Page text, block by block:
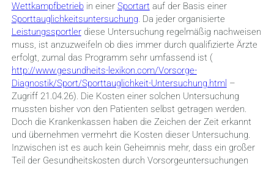
Wettkampfbetriebin einer Sportartauf der Basis einer
Sporttauglichkeitsuntersuchung. Da jeder organisierte
Leistungssportlerdiese Untersuchung regelmäßig nachweisen
muss, ist anzuzweifeln ob dies immer durch qualifizierte Ärzte
erfolgt, zumal das Programm sehr umfassend ist (
http://www.gesundheits-lexikon.com/Vorsorge-
Diagnostik/Sport/Sporttauglichkeit-Untersuchung.html –
Zugriff 21.04.26). Die Kosten einer solchen Untersuchung
mussten bisher von den Patienten selbst getragen werden.
Doch die Krankenkassen haben die Zeichen der Zeit erkannt
und übernehmen vermehrt die Kosten dieser Untersuchung.
Inzwischen ist es auch kein Geheimnis mehr, dass ein großer
Teil der Gesundheitskosten durch Vorsorgeuntersuchungen